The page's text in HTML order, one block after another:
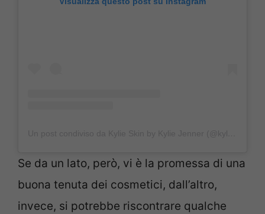
Se da un lato, però, vi è la promessa di una
buona tenuta dei cosmetici, dall’altro,
invece, si potrebbe riscontrare qualche